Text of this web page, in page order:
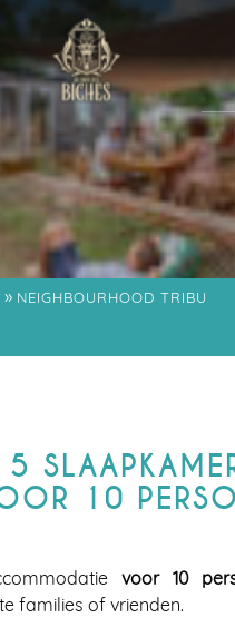
» NEIGHBOURHOOD TRIBU
5
10
voor 10
families of vrienden.